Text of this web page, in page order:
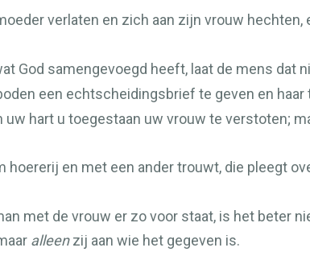
verlaten en zich aan zijn vrouw hechten,
God samengevoegd heeft, laat de mens dat
een echtscheidingsbrief te geven en haar
hart u toegestaan uw vrouw te verstoten;
hoererij en met een ander trouwt, die pleegt
met de vrouw er zo voor staat, is het beter
alleenzij aan wie het gegeven is.